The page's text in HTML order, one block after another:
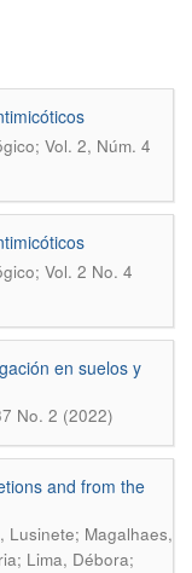
Vol. 2, Núm. 4
Vol. 2 No. 4
en suelos y
No. 2 (2022)
and from the
Lusinete; Magalhaes,
Lima, Débora;